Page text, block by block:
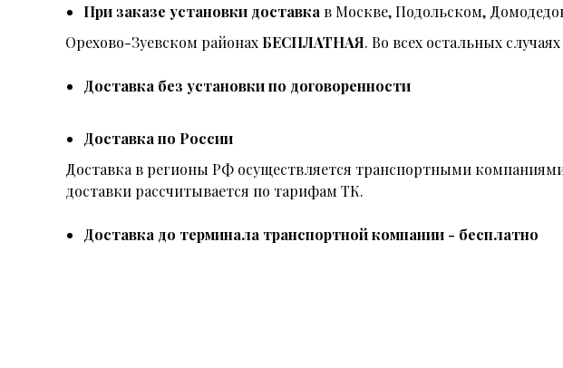
При заказе установки доставка в Москве, Подольском,
Орехово-Зуевском районах БЕСПЛАТНАЯ. Во всех остальных
Доставка без установки по договоренности
Доставка по России
Доставка в регионы РФ осуществляется транспортными
доставки рассчитывается по тарифам ТК.
Доставка до терминала транспортной компании - бесплатно